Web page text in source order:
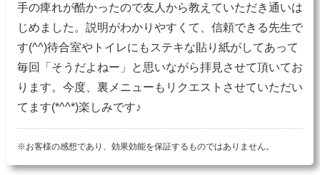
手の痺れが酷かったので友人から教えていただき通いは
じめました。説明がわかりやすくて、信頼できる先生で
す(^^)待合室やトイレにもステキな貼り紙がしてあって
毎回「そうだよねー」と思いながら拝見させて頂いてお
ります。今度、裏メニューもリクエストさせていただい
てます(*^^*)楽しみです♪
※お客様の感想であり、効果効能を保証するものではありません。